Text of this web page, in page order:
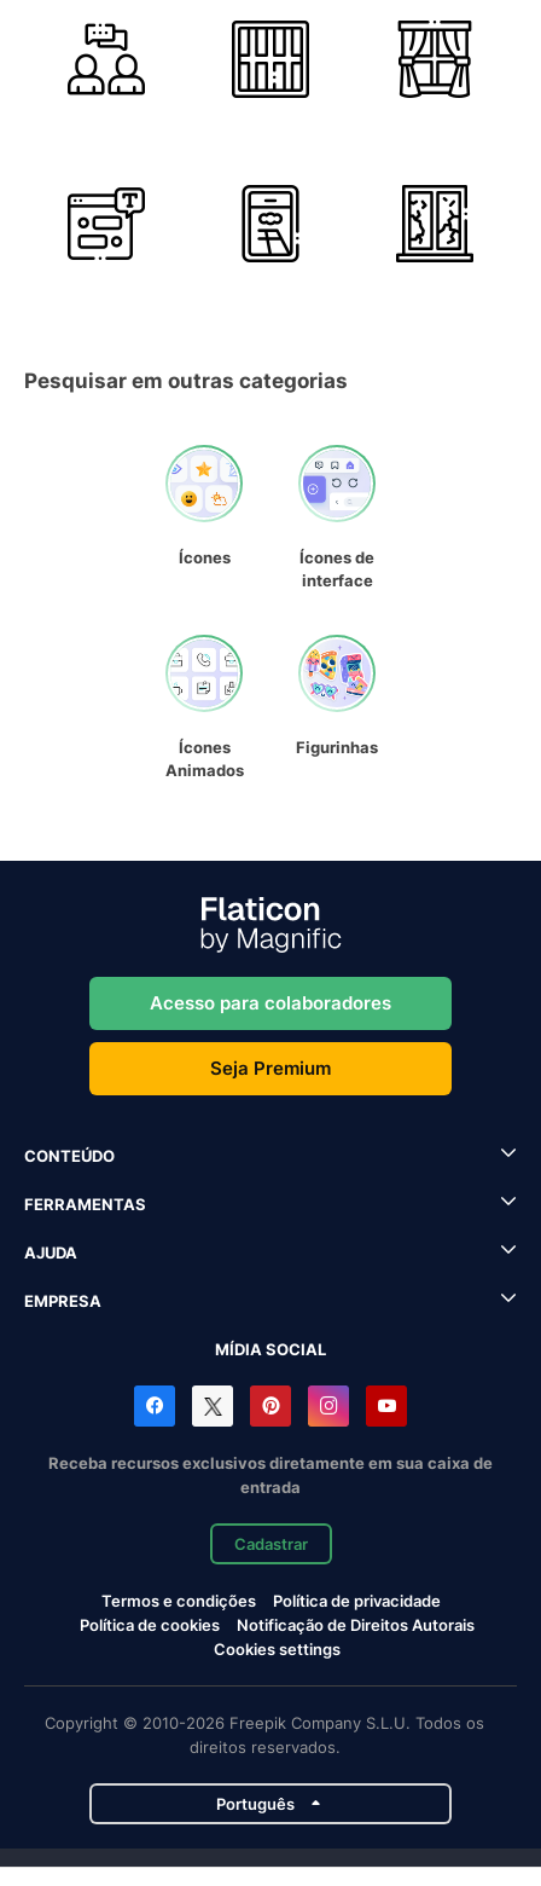
Pesquisar em outras categorias
Ícones
Ícones de
interface
Ícones
Animados
Figurinhas
Acesso para colaboradores
Seja Premium
CONTEÚDO
FERRAMENTAS
AJUDA
EMPRESA
MÍDIA SOCIAL
Receba recursos exclusivos diretamente em sua caixa de
entrada
Cadastrar
Termos e condições
Política de privacidade
Política de cookies
Notificação de Direitos Autorais
Cookies settings
Copyright © 2010-2026 Freepik Company S.L.U. Todos os
direitos reservados.
Português